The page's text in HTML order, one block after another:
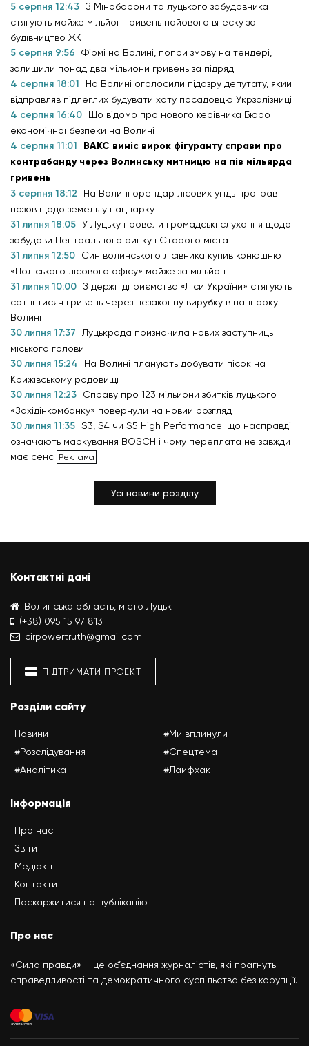
5 серпня 12:43 З Міноборони та луцького забудовника
стягують майже мільйон гривень пайового внеску за
будівництво ЖК
5 серпня 9:56
Фірмі на Волині, попри змову на тендері,
залишили понад два мільйони гривень за підряд
4 серпня 18:01
На Волині оголосили підозру депутату, який
відправляв підлеглих будувати хату посадовцю Укрзалізниці
4 серпня 16:40
Що відомо про нового керівника Бюро
економічної безпеки на Волині
4 серпня 11:01
ВАКС виніс вирок фігуранту справи про
контрабанду через Волинську митницю на пів мільярда
гривень
3 серпня 18:12
На Волині орендар лісових угідь програв
позов щодо земель у нацпарку
31 липня 18:05 У Луцьку провели громадські слухання щодо
забудови Центрального ринку і Старого міста
31 липня 12:50
Син волинського лісівника купив конюшню
«Поліського лісового офісу» майже за мільйон
31 липня 10:00 З держпідприємства «Ліси України» стягують
сотні тисяч гривень через незаконну вирубку в нацпарку
Волині
30 липня 17:37
Луцькрада призначила нових заступниць
міського голови
30 липня 15:24
На Волині планують добувати пісок на
Крижівському родовищі
30 липня 12:23
Справу про 123 мільйони збитків луцького
«Західінкомбанку» повернули на новий розгляд
30 липня 11:35 S3, S4 чи S5 High Performance: що насправді
означають маркування BOSCH і чому переплата не завжди
має сенс
Усі новини розділу
Контактні дані
Волинська область, місто Луцьк
(+38) 095 15 97 813
cirpowertruth@gmail.com
ПІДТРИМАТИ ПРОЕКТ
Розділи сайту
Новини
#Розслідування
#Аналітика
#Ми вплинули
#Спецтема
#Лайфхак
Інформація
Про нас
Звіти
Медіакіт
Контакти
Поскаржитися на публікацію
Про нас
«Сила правди» – це об’єднання журналістів, які прагнуть
справедливості та демократичного суспільства без корупції.